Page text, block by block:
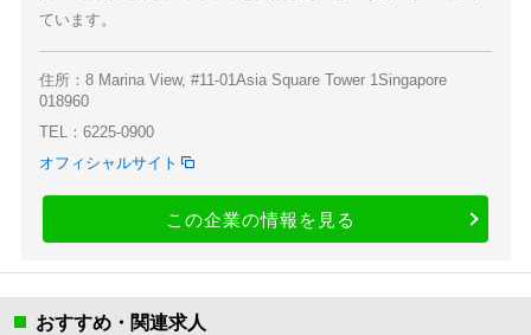
ています。
住所：8 Marina View, #11-01Asia Square Tower 1Singapore
018960
TEL：6225-0900
オフィシャルサイト
この企業の情報を見る
おすすめ・関連求人